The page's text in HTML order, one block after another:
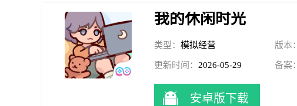
我的休闲时光
类型： 模拟经营 版本：
更新时间： 2026-05-29
15:52:29
备案：
安卓版下载